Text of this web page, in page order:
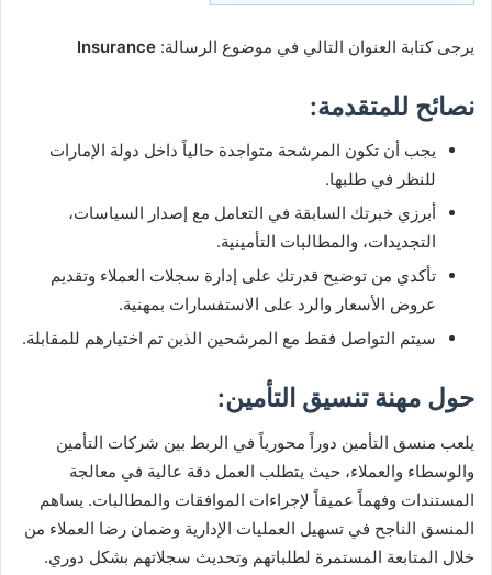
يرجى كتابة العنوان التالي في موضوع الرسالة: Insurance
نصائح للمتقدمة:
يجب أن تكون المرشحة متواجدة حالياً داخل دولة الإمارات
للنظر في طلبها.
أبرزي خبرتك السابقة في التعامل مع إصدار السياسات،
التجديدات، والمطالبات التأمينية.
تأكدي من توضيح قدرتك على إدارة سجلات العملاء وتقديم
عروض الأسعار والرد على الاستفسارات بمهنية.
سيتم التواصل فقط مع المرشحين الذين تم اختيارهم للمقابلة.
حول مهنة تنسيق التأمين:
يلعب منسق التأمين دوراً محورياً في الربط بين شركات التأمين
والوسطاء والعملاء، حيث يتطلب العمل دقة عالية في معالجة
المستندات وفهماً عميقاً لإجراءات الموافقات والمطالبات. يساهم
المنسق الناجح في تسهيل العمليات الإدارية وضمان رضا العملاء من
خلال المتابعة المستمرة لطلباتهم وتحديث سجلاتهم بشكل دوري.